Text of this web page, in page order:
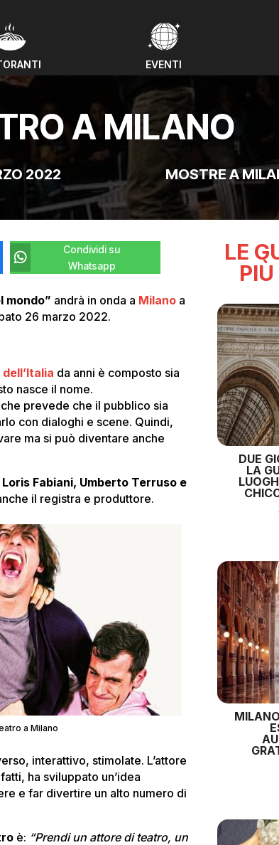
EVENTI
A MILANO
2022 MOSTRE A
Condividi su
Whatsapp
mondo” andrà in onda a Milano a
26 marzo 2022.
dell’Italia da anni è composto sia
nasce il nome.
prevede che il pubblico sia
con dialoghi e scene. Quindi,
ma si può diventare anche
Loris Fabiani, Umberto Terruso e
il registra e produttore.
a Milano
interattivo, stimolate. L’attore
ha sviluppato un’idea
e far divertire un alto numero di
è: “Prendi un attore di teatro, un
LE
DUE
LA